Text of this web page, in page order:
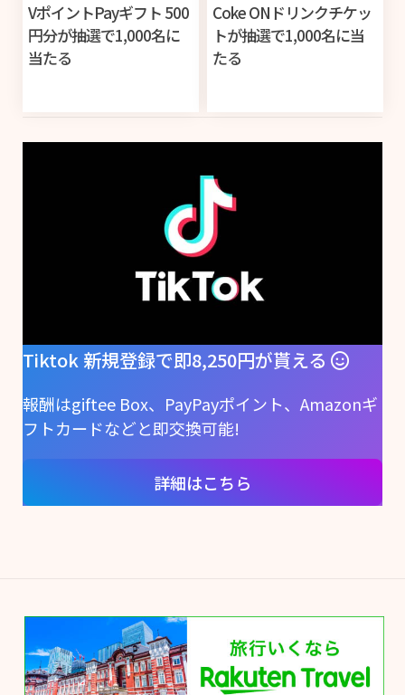
VポイントPayギフト 500
円分が抽選で1,000名に
当たる
Coke ONドリンクチケッ
トが抽選で1,000名に当
たる
Tiktok 新規登録で即8,250円が貰える
報酬はgiftee Box、PayPayポイント、Amazonギ
フトカードなどと即交換可能!
詳細はこちら